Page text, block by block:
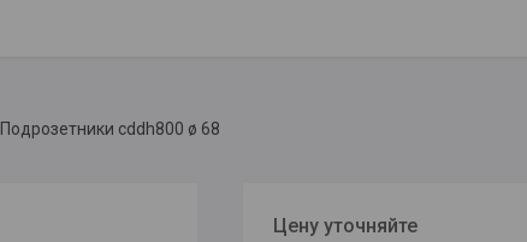
Подрозетники cddh800 ø 68
Цену уточняйте